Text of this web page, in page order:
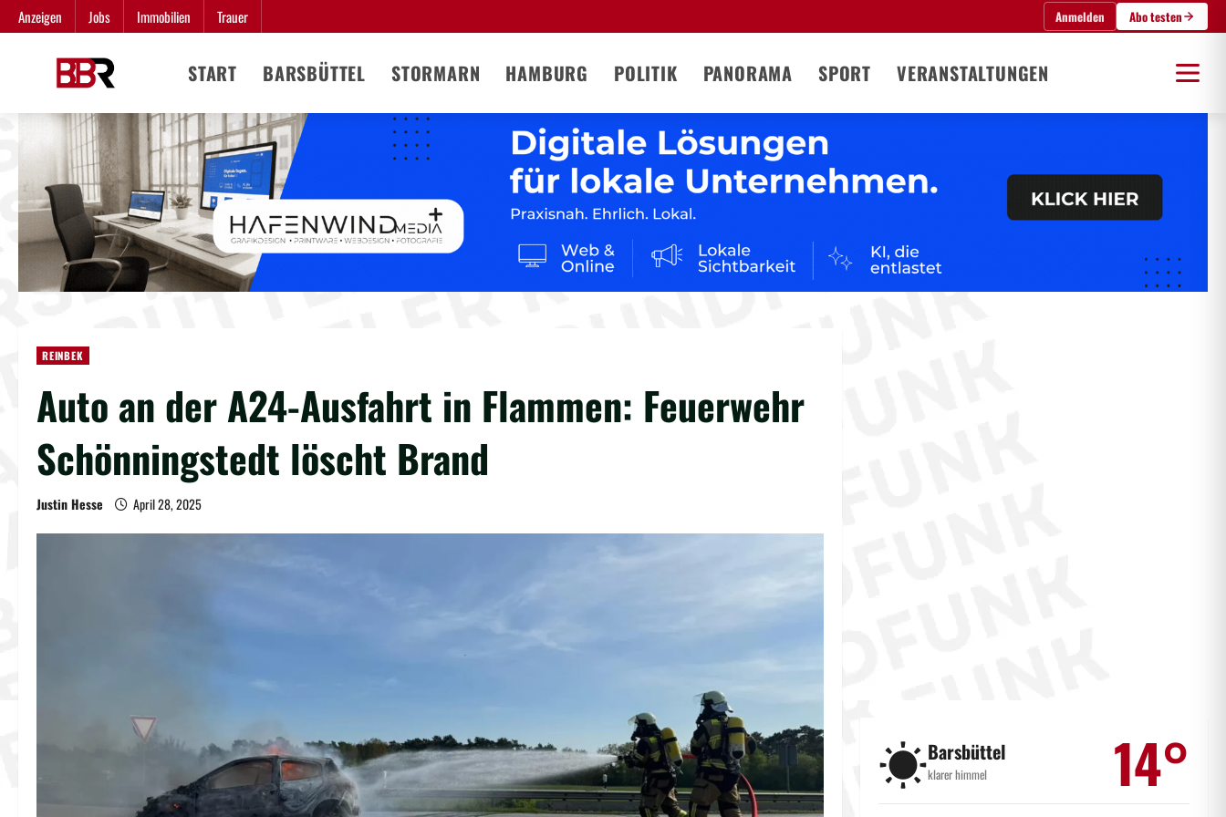
Zum
Inhalt
Anzeigen Jobs Immobilien Trauer Anmelden Abo testen
START BARSBÜTTEL STORMARN HAMBURG POLITIK PANORAMA SPORT VERANSTALTUNGEN
REINBEK
Auto an der A24-Ausfahrt in Flammen: Feuerwehr
Schönningstedt löscht Brand
Justin Hesse April 28, 2025
☀️Barsbüttel
klarer himmel 14°